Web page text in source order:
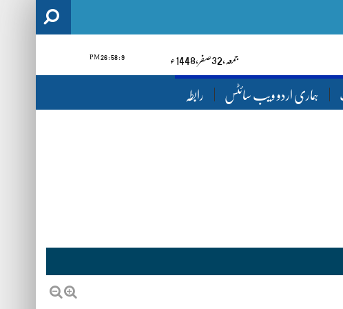
9 : 58 : 26 PM جمعہ‬‮, 23صفر‬, 1448ء
ہماری اردو ویب سائٹس رابطہ